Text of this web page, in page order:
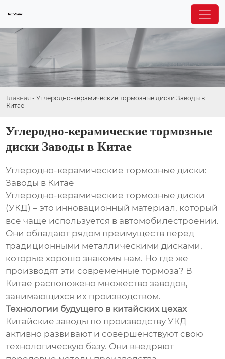
Главная - Углеродно-керамические тормозные диски Заводы в
Китае
Углеродно-керамические тормозные
диски Заводы в Китае
Углеродно-керамические тормозные диски:
Заводы в Китае
Углеродно-керамические тормозные диски
(УКД) – это инновационный материал, который
все чаще используется в автомобилестроении.
Они обладают рядом преимуществ перед
традиционными металлическими дисками,
которые хорошо знакомы нам. Но где же
производят эти современные тормоза? В
Китае расположено множество заводов,
занимающихся их производством.
Технологии будущего в китайских цехах
Китайские заводы по производству УКД
активно развивают и совершенствуют свою
технологическую базу. Они внедряют